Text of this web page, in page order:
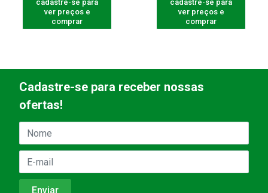
cadastre-se para
ver preços e
comprar
cadastre-se para
ver preços e
comprar
Cadastre-se para receber nossas
ofertas!